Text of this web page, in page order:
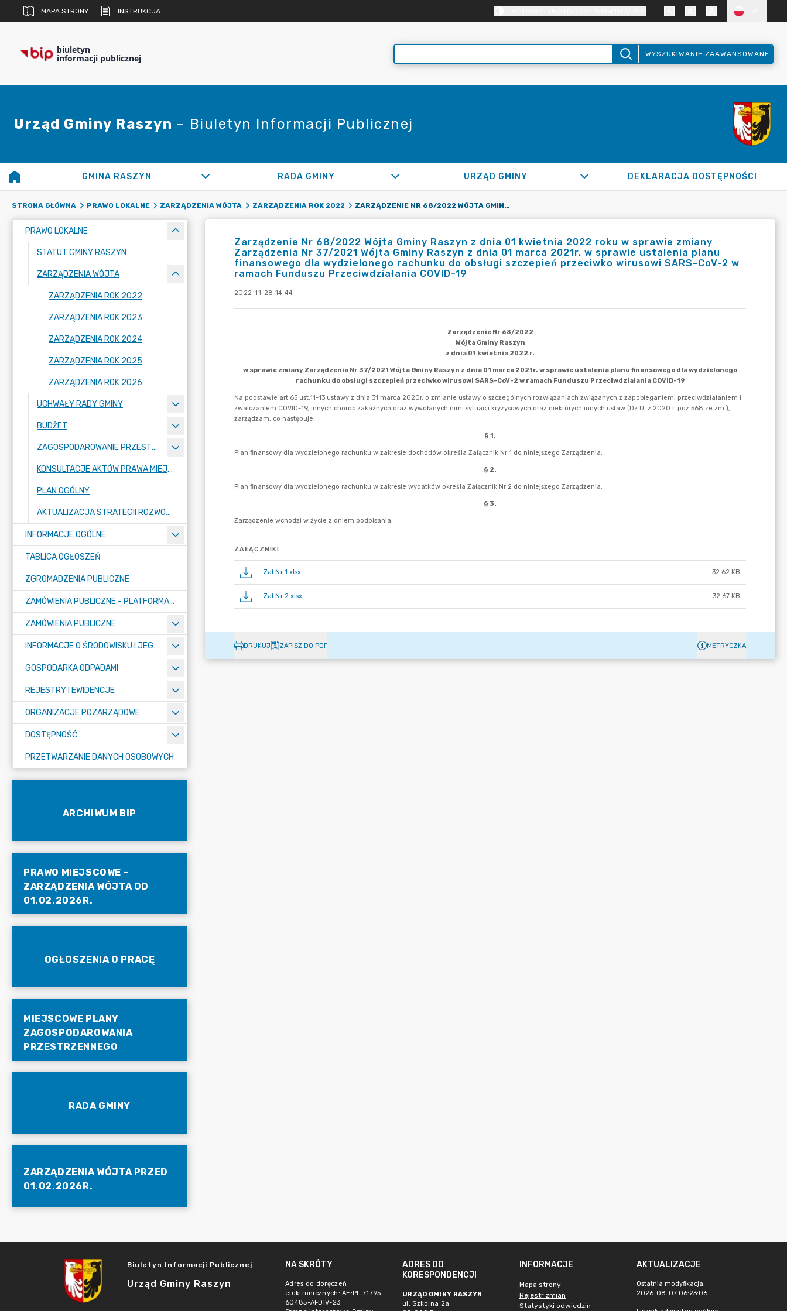
MAPA STRONY INSTRUKCJA
biuletyn
informacji publicznej WYSZUKIWANIE ZAAWANSOWANE
Urząd Gminy Raszyn – Biuletyn Informacji Publicznej
GMINA RASZYN RADA GMINY URZĄD GMINY DEKLARACJA DOSTĘPNOŚCI
STRONA GŁÓWNA PRAWO LOKALNE ZARZĄDZENIA WÓJTA ZARZĄDZENIA ROK 2022 ZARZĄDZENIE NR 68/2022 WÓJTA GMINY RASZYN Z DNIA 01 KWIETNIA 2022 ROKU W SPRAWIE ZMIANY ZARZĄDZENIA NR 37/2021 WÓJTA GMINY RASZYN Z DNIA 01 MARCA 2021R. W SPRAWIE USTALENIA PLANU FINANSOWEGO DLA WYDZIELONEGO RACHUNKU DO OBSŁUGI SZCZEPIEŃ PRZECIWKO WIRUSOWI SARS-COV-2 W RAMACH FUNDUSZU PRZECIWDZIAŁANIA COVID-19
PRAWO LOKALNE
STATUT GMINY RASZYN
ZARZĄDZENIA WÓJTA
ZARZĄDZENIA ROK 2022
ZARZĄDZENIA ROK 2023
ZARZĄDZENIA ROK 2024
ZARZĄDZENIA ROK 2025
ZARZĄDZENIA ROK 2026
UCHWAŁY RADY GMINY
BUDŻET
ZAGOSPODAROWANIE PRZESTRZENNE
KONSULTACJE AKTÓW PRAWA MIEJSCOWEGO I INNYCH AKTÓW PRAWNYCH
PLAN OGÓLNY
AKTUALIZACJA STRATEGII ROZWOJU GMINY RASZYN
INFORMACJE OGÓLNE
TABLICA OGŁOSZEŃ
ZGROMADZENIA PUBLICZNE
ZAMÓWIENIA PUBLICZNE - PLATFORMA ZAKUPOWA (OD 01.05.2025R.)
ZAMÓWIENIA PUBLICZNE
INFORMACJE O ŚRODOWISKU I JEGO OCHRONIE
GOSPODARKA ODPADAMI
REJESTRY I EWIDENCJE
ORGANIZACJE POZARZĄDOWE
DOSTĘPNOŚĆ
PRZETWARZANIE DANYCH OSOBOWYCH
ARCHIWUM BIP
PRAWO MIEJSCOWE -
ZARZĄDZENIA WÓJTA OD
01.02.2026R.
OGŁOSZENIA O PRACĘ
MIEJSCOWE PLANY
ZAGOSPODAROWANIA
PRZESTRZENNEGO
RADA GMINY
ZARZĄDZENIA WÓJTA PRZED
01.02.2026R.
Zarządzenie Nr 68/2022 Wójta Gminy Raszyn z dnia 01 kwietnia 2022 roku w sprawie zmiany
Zarządzenia Nr 37/2021 Wójta Gminy Raszyn z dnia 01 marca 2021r. w sprawie ustalenia planu
finansowego dla wydzielonego rachunku do obsługi szczepień przeciwko wirusowi SARS-CoV-2 w
ramach Funduszu Przeciwdziałania COVID-19
2022-11-28 14:44
ZAŁĄCZNIKI
Zał Nr 1.xlsx 32.62 KB
Zał Nr 2.xlsx 32.67 KB
DRUKUJ ZAPISZ DO PDF METRYCZKA
Biuletyn Informacji Publicznej
Urząd Gminy Raszyn
NA SKRÓTY
Adres do doręczeń
elektronicznych: AE:PL-71795-
60485-AFDIV-23
ADRES DO
KORESPONDENCJI
URZĄD GMINY RASZYN
ul. Szkolna 2a
INFORMACJE
Mapa strony
Rejestr zmian
Statystyki odwiedzin
AKTUALIZACJE
Ostatnia modyfikacja
2026-08-07 06:23:06